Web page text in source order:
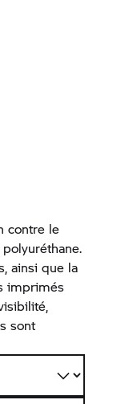
contre le
ainsi que la
imprimés
sont